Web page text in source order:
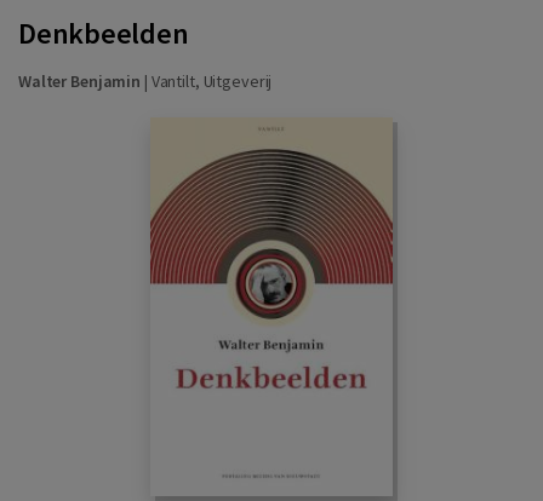
Denkbeelden
Walter Benjamin | Vantilt, Uitgeverij